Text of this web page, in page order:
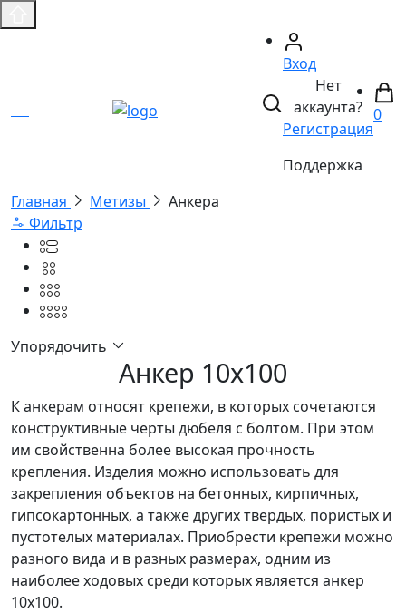
Вход
Нет
аккаунта?
Регистрация
Поддержка
0
Главная Метизы
Анкера
Фильтр
Упорядочить
Анкер 10х100
К анкерам относят крепежи, в которых сочетаются
конструктивные черты дюбеля с болтом. При этом
им свойственна более высокая прочность
крепления. Изделия можно использовать для
закрепления объектов на бетонных, кирпичных,
гипсокартонных, а также других твердых, пористых и
пустотелых материалах. Приобрести крепежи можно
разного вида и в разных размерах, одним из
наиболее ходовых среди которых является анкер
10х100.